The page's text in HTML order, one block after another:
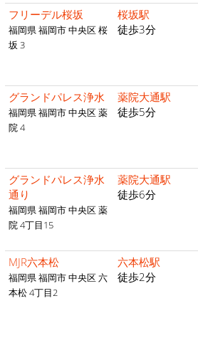
フリーデル桜坂
福岡県 福岡市 中央区 桜
坂 3
桜坂駅
徒歩3分
グランドパレス浄水
福岡県 福岡市 中央区 薬
院 4
薬院大通駅
徒歩5分
グランドパレス浄水
通り
福岡県 福岡市 中央区 薬
院 4丁目15
薬院大通駅
徒歩6分
MJR六本松
福岡県 福岡市 中央区 六
本松 4丁目2
六本松駅
徒歩2分